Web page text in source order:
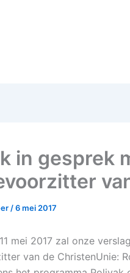
in gesprek
/6 mei 2017
mei 2017 zal onze
van de ChristenUnie: